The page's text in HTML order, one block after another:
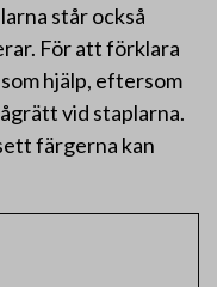
står också
För att förklara
hjälp, eftersom
vid staplarna.
färgerna kan